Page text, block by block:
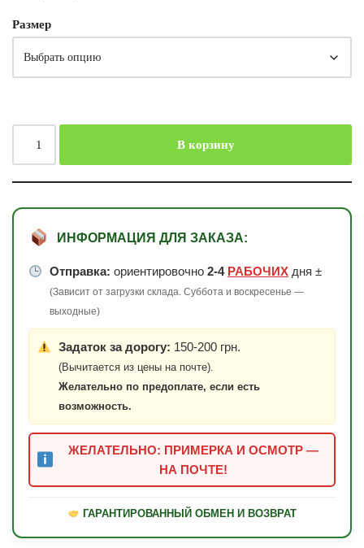
Размер
В корзину
ИНФОРМАЦИЯ ДЛЯ ЗАКАЗА:
Отправка: ориентировочно 2-4 РАБОЧИХдня ±
(Зависит от загрузки склада. Суббота и воскресенье —
выходные)
Задаток за дорогу: 150-200 грн.
(Вычитается из цены на почте).
Желательно по предоплате, если есть
возможность.
ЖЕЛАТЕЛЬНО: ПРИМЕРКА И ОСМОТР —
НА ПОЧТЕ!
ГАРАНТИРОВАННЫЙ ОБМЕН И ВОЗВРАТ